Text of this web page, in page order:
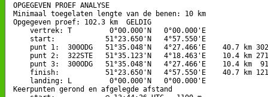
OPGEGEVEN PROEF ANALYSE
Minimaal toegelaten lengte van de benen: 10 km
Opgegeven proef: 102.3 km  GELDIG
    vertrek: T         0°00.000'N   0°00.000'E
    start:            51°23.650'N   4°57.550'E
punt 1:  300ODG   51°35.048'N   4°27.466'E    40.7 km
punt 2:  322STE   51°35.123'N   4°18.463'E    10.4 km
punt 3:  300ODG   51°35.048'N   4°27.466'E    10.4 km
finish:           51°23.650'N   4°57.550'E    40.7 km
    landing: L         0°00.000'N   0°00.000'E
Keerpunten gerond en afgelegde afstand